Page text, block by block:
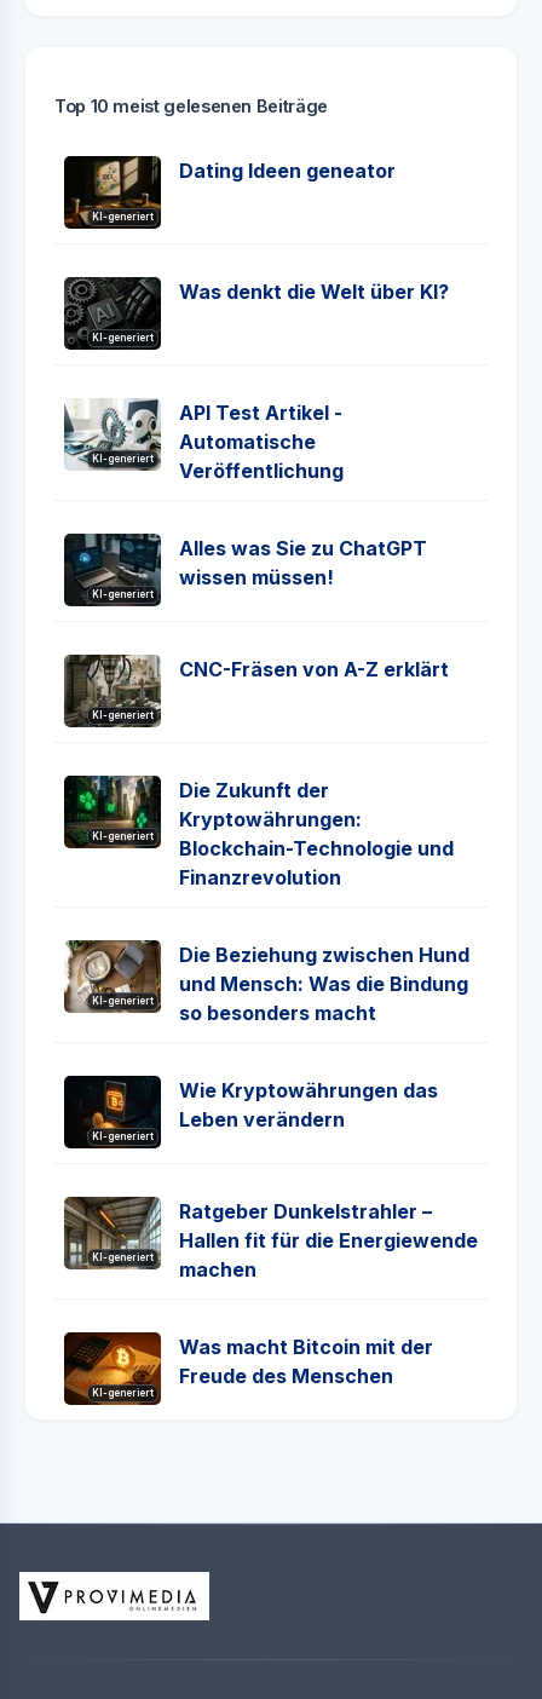
Top 10 meist gelesenen Beiträge
KI-generiert
Dating Ideen geneator
KI-generiert
Was denkt die Welt über KI?
KI-generiert
API Test Artikel -
Automatische
Veröffentlichung
KI-generiert
Alles was Sie zu ChatGPT
wissen müssen!
KI-generiert
CNC-Fräsen von A-Z erklärt
KI-generiert
Die Zukunft der
Kryptowährungen:
Blockchain-Technologie und
Finanzrevolution
KI-generiert
Die Beziehung zwischen Hund
und Mensch: Was die Bindung
so besonders macht
KI-generiert
Wie Kryptowährungen das
Leben verändern
KI-generiert
Ratgeber Dunkelstrahler –
Hallen fit für die Energiewende
machen
KI-generiert
Was macht Bitcoin mit der
Freude des Menschen